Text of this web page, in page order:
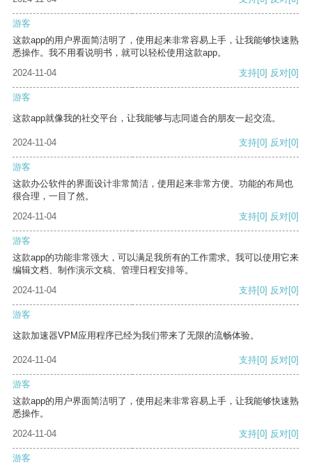
游客
这款app的用户界面简洁明了，使用起来非常容易上手，让我能够快速熟
悉操作。我不用看说明书，就可以轻松使用这款app。
2024-11-04
支持[0] 反对[0]
游客
这款app就像我的社交平台，让我能够与志同道合的朋友一起交流。
2024-11-04 支持[0] 反对[0]
游客
这款办公软件的界面设计非常简洁，使用起来非常方便。功能的布局也
很合理，一目了然。
2024-11-04
支持[0] 反对[0]
游客
这款app的功能非常强大，可以满足我所有的工作需求。我可以使用它来
编辑文档、制作演示文稿、管理日程安排等。
2024-11-04
支持[0] 反对[0]
游客
这款加速器VPM应用程序已经为我们带来了无限的流畅体验。
2024-11-04 支持[0] 反对[0]
游客
这款app的用户界面简洁明了，使用起来非常容易上手，让我能够快速熟
悉操作。
2024-11-04
支持[0] 反对[0]
游客